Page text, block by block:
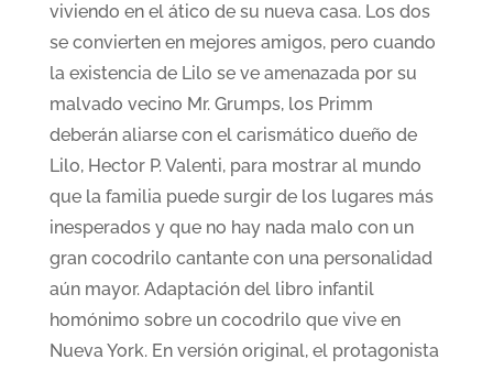
viviendo en el ático de su nueva casa. Los dos
se convierten en mejores amigos, pero cuando
la existencia de Lilo se ve amenazada por su
malvado vecino Mr. Grumps, los Primm
deberán aliarse con el carismático dueño de
Lilo, Hector P. Valenti, para mostrar al mundo
que la familia puede surgir de los lugares más
inesperados y que no hay nada malo con un
gran cocodrilo cantante con una personalidad
aún mayor. Adaptación del libro infantil
homónimo sobre un cocodrilo que vive en
Nueva York. En versión original, el protagonista